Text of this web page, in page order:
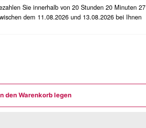
Sie innerhalb von 20 Stunden 20 Minuten 26
dem 11.08.2026 und 13.08.2026 bei Ihnen
den Warenkorb legen